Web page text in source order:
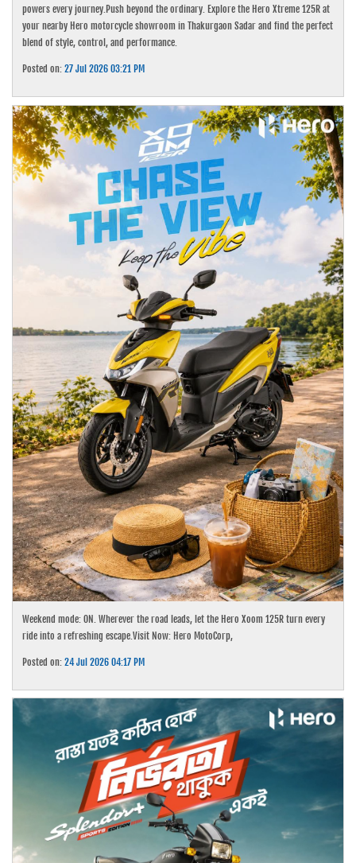
powers every journey.Push beyond the ordinary. Explore the Hero Xtreme 125R at
your nearby Hero motorcycle showroom in Thakurgaon Sadar and find the perfect
blend of style, control, and performance.
Posted on:27 Jul 2026 03:21 PM
Weekend mode: ON. Wherever the road leads, let the Hero Xoom 125R turn every
ride into a refreshing escape.Visit Now: Hero MotoCorp,
Posted on:24 Jul 2026 04:17 PM